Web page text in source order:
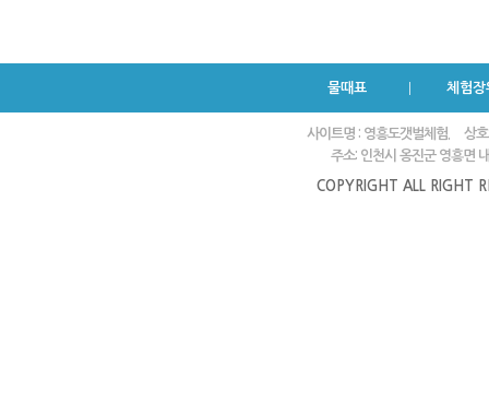
물때표 체험장
사이트명 : 영흥도갯벌체험.
상
주소: 인천시 옹진군 영흥면
COPYRIGHT ALL RIGHT